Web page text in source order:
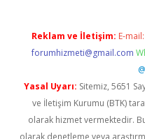
Reklam ve İletişim: E-mail:
forumhizmeti@gmail.com
Yasal Uyarı: Sitemiz, 5651
ve İletişim Kurumu (BTK)
olarak hizmet vermektedir.
olarak denetleme veya